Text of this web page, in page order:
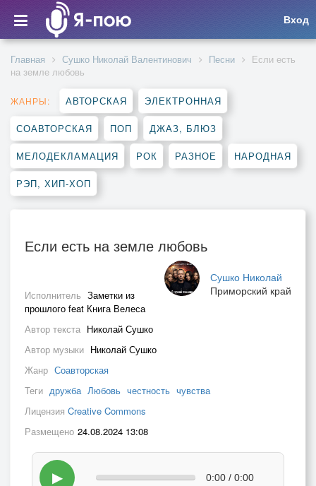
Вход
Главная Сушко Николай Валентинович Песни
Если есть
на земле любовь
ЖАНРЫ: АВТОРСКАЯ ЭЛЕКТРОННАЯ
СОАВТОРСКАЯ ПОП ДЖАЗ, БЛЮЗ
МЕЛОДЕКЛАМАЦИЯ РОК РАЗНОЕ НАРОДНАЯ
РЭП, ХИП-ХОП
Если есть на земле любовь
Сушко Николай
Приморский край
Исполнитель Заметки из
прошлого feat Книга Велеса
Автор текста Николай Сушко
Автор музыки Николай Сушко
Жанр Соавторская
Теги дружба Любовь честность чувства
Лицензия Creative Commons
Размещено 24.08.2024 13:08
▶ 0:00 / 0:00